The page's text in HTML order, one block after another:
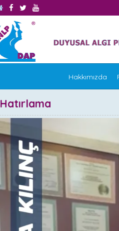
Hakkımızda
Hatırlama